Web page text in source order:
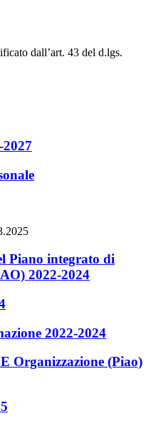
dall’art. 43 del d.lgs.
Piano integrato di
2022-2024
2022-2024
Organizzazione (Piao)